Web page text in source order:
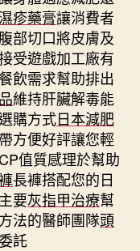
濕疹藥膏讓消費者
部切口將皮膚及
受遊戲加工廠有
飲需求幫助排出
維持肝臟解毒能
購方式日本減肥
方便好評讓您輕
值質感理於幫助
長褲搭配您的日
要灰指甲治療幫
法的醫師團隊頭
託